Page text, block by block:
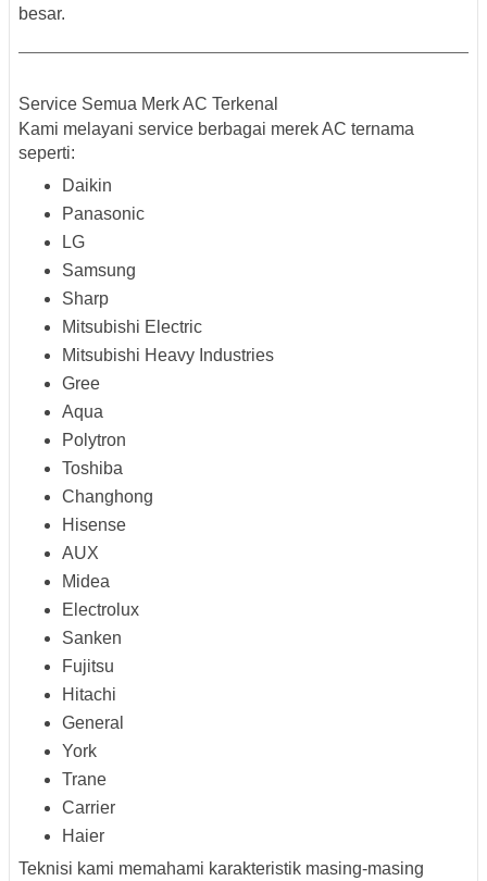
besar.
Service Semua Merk AC Terkenal
Kami melayani service berbagai merek AC ternama
seperti:
Daikin
Panasonic
LG
Samsung
Sharp
Mitsubishi Electric
Mitsubishi Heavy Industries
Gree
Aqua
Polytron
Toshiba
Changhong
Hisense
AUX
Midea
Electrolux
Sanken
Fujitsu
Hitachi
General
York
Trane
Carrier
Haier
Teknisi kami memahami karakteristik masing-masing